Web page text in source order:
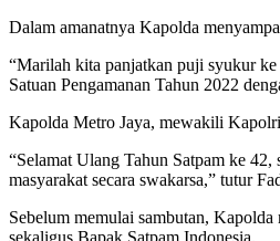
Dalam amanatnya Kapolda
“Marilah kita panjatkan puji syukur
Satuan Pengamanan Tahun 2022
Kapolda Metro Jaya, mewakili Kapolri
“Selamat Ulang Tahun Satpam ke
masyarakat secara swakarsa,” tutur
Sebelum memulai sambutan,
sekaligus Bapak Satpam Indonesia.